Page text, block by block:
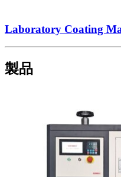
Laboratory Coating
製品